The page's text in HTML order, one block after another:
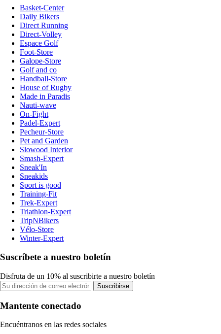
Basket-Center
Daily Bikers
Direct Running
Direct-Volley
Espace Golf
Foot-Store
Galope-Store
Golf and co
Handball-Store
House of Rugby
Made in Paradis
Nauti-wave
On-Fight
Padel-Expert
Pecheur-Store
Pet and Garden
Slowood Interior
Smash-Expert
Sneak'In
Sneakids
Sport is good
Training-Fit
Trek-Expert
Triathlon-Expert
TripNBikers
Vélo-Store
Winter-Expert
Suscríbete a nuestro boletín
Disfruta de un 10% al suscribirte a nuestro boletín
Suscribirse
Mantente conectado
Encuéntranos en las redes sociales